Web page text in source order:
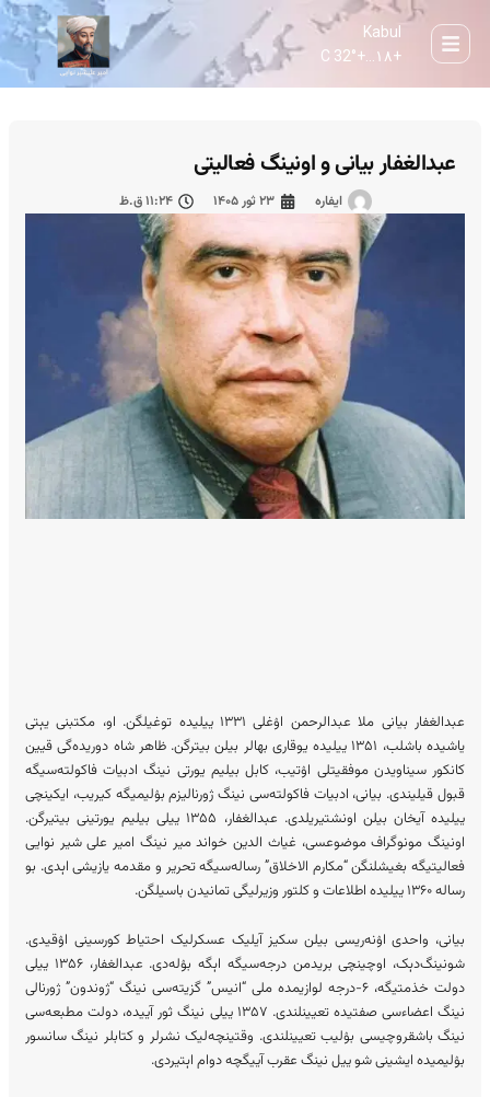
Kabul
+۱۸... +
32° C
عبدالغفار بیانی و اونینگ فعالیتی
ایفاره ۲۳ ثور ۱۴۰۵ ۱۱:۲۴ ق.ظ
عبدالغفار بیانی ملا عبدالرحمن اۉغلی ۱۳۳۱ ییلیده توغیلگن. او، مکتبنی یېتی
یاشیده باشلب، ۱۳۵۱ ییلیده یوقاری بهالر بیلن بیترگن. ظاهر شاه دوریده‌گی قیین
کانکور سیناویدن موفقیتلی اۉتیب، کابل بیلیم یورتی نینگ ادبیات فاکولته‌سیگه
قبول قیلیندی. بیانی، ادبیات فاکولته‌سی نینگ ژورنالیزم بۉلیمیگه کیریب، ایکینچی
ییلیده آیخان بیلن اونشتیریلدی. عبدالغفار، ۱۳۵۵ ییلی بیلیم یورتینی بیتیرگن.
اونینگ مونوگراف موضوعسی، غیاث الدین خواند میر نینگ امیر علی شیر نوایی
فعالیتیگه بغیشلنگن “مکارم الاخلاق” رساله‌سیگه تحریر و مقدمه یازیشی اېدی. بو
رساله ۱۳۶۰ ییلیده اطلاعات و کلتور وزیرلیگی تمانیدن باسیلگن.
بیانی، واحدی اۉنه‌ریسی بیلن سکیز آیلیک عسکرلیک احتیاط کورسینی اۉقیدی.
شونینگ‌دېک، اوچینچی بریدمن درجه‌سیگه اېگه بۉله‌دی. عبدالغفار، ۱۳۵۶ ییلی
دولت خذمتیگه، ۶-درجه لوازیمده ملی “انیس” گزیته‌سی نینگ “ژوندون” ژورنالی
نینگ اعضاءسی صفتیده تعیینلندی. ۱۳۵۷ ییلی نینگ ثور آییده، دولت مطبعه‌سی
نینگ باشقروچیسی بۉلیب تعیینلندی. وقتینچه‌لیک نشرلر و کتابلر نینگ سانسور
بۉلیمیده ایشینی شو ییل نینگ عقرب آییگچه دوام اېتیردی.